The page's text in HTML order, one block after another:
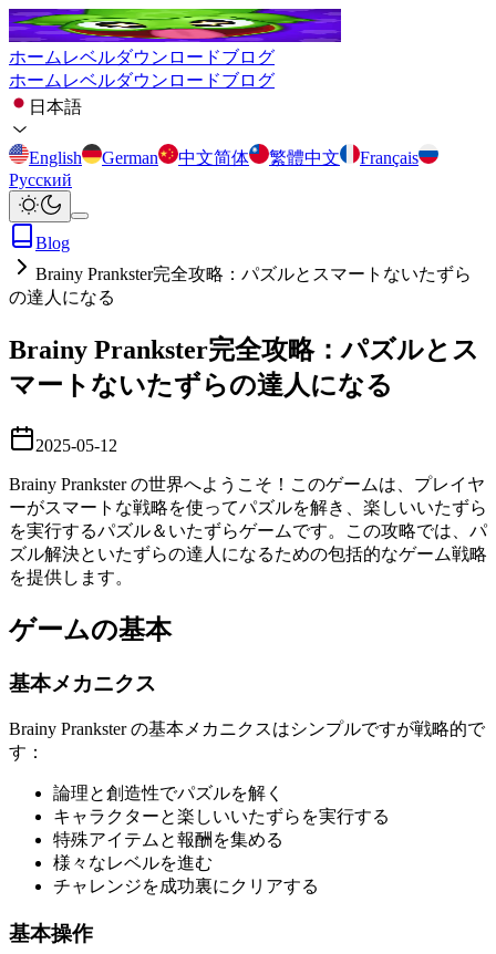
ホーム レベルダウンロードブログ
ホーム レベルダウンロードブログ
日本語
English German 中文简体 繁體中文
Français
Русский
Blog
Brainy Prankster完全攻略：パズルとスマートないたずら
の達人になる
Brainy Prankster完全攻略：パズルとス
マートないたずらの達人になる
2025-05-12
Brainy Prankster の世界へようこそ！このゲームは、プレイヤ
ーがスマートな戦略を使ってパズルを解き、楽しいいたずら
を実行するパズル＆いたずらゲームです。この攻略では、パ
ズル解決といたずらの達人になるための包括的なゲーム戦略
を提供します。
ゲームの基本
基本メカニクス
Brainy Prankster の基本メカニクスはシンプルですが戦略的で
す：
論理と創造性でパズルを解く
キャラクターと楽しいいたずらを実行する
特殊アイテムと報酬を集める
様々なレベルを進む
チャレンジを成功裏にクリアする
基本操作